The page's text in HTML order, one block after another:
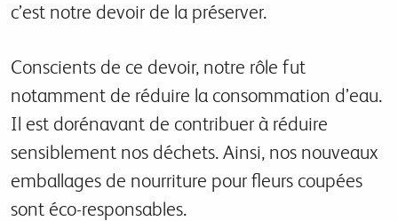
c’est notre devoir de la préserver.
Conscients de ce devoir, notre rôle fut
notamment de réduire la consommation d’eau.
Il est dorénavant de contribuer à réduire
sensiblement nos déchets. Ainsi, nos nouveaux
emballages de nourriture pour fleurs coupées
sont éco-responsables.